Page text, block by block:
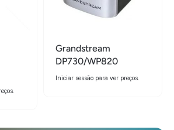
Grandstream
DP730/WP820
Iniciar sessão para ver preços.